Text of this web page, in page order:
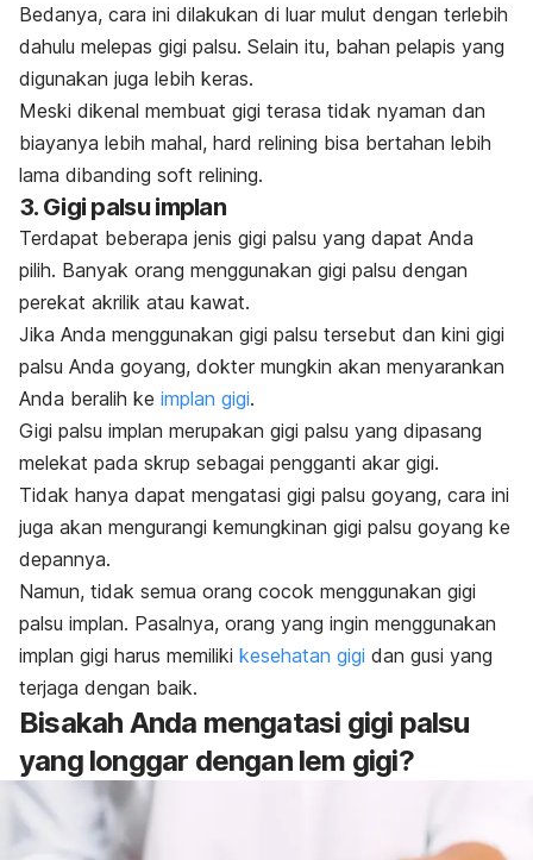
Bedanya, cara ini dilakukan di luar mulut dengan terlebih
dahulu melepas gigi palsu. Selain itu, bahan pelapis yang
digunakan juga lebih keras.
Meski dikenal membuat gigi terasa tidak nyaman dan
biayanya lebih mahal, hard relining bisa bertahan lebih
lama dibanding soft relining.
3. Gigi palsu implan
Terdapat beberapa jenis gigi palsu yang dapat Anda
pilih. Banyak orang menggunakan gigi palsu dengan
perekat akrilik atau kawat.
Jika Anda menggunakan gigi palsu tersebut dan kini gigi
palsu Anda goyang, dokter mungkin akan menyarankan
Anda beralih ke implan gigi.
Gigi palsu implan merupakan gigi palsu yang dipasang
melekat pada skrup sebagai pengganti akar gigi.
Tidak hanya dapat mengatasi gigi palsu goyang, cara ini
juga akan mengurangi kemungkinan gigi palsu goyang ke
depannya.
Namun, tidak semua orang cocok menggunakan gigi
palsu implan. Pasalnya, orang yang ingin menggunakan
implan gigi harus memiliki kesehatan gigi dan gusi yang
terjaga dengan baik.
Bisakah Anda mengatasi gigi palsu
yang longgar dengan lem gigi?